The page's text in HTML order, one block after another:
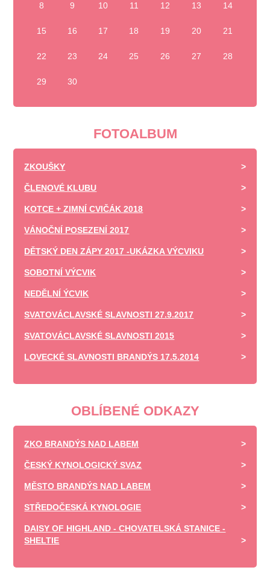
8 9 10 11 12 13 14
15 16 17 18 19 20 21
22 23 24 25 26 27 28
29 30
FOTOALBUM
ZKOUŠKY
ČLENOVÉ KLUBU
KOTCE + ZIMNÍ CVIČÁK 2018
VÁNOČNÍ POSEZENÍ 2017
DĚTSKÝ DEN ZÁPY 2017 -UKÁZKA VÝCVIKU
SOBOTNÍ VÝCVIK
NEDĚLNÍ ÝCVIK
SVATOVÁCLAVSKÉ SLAVNOSTI 27.9.2017
SVATOVÁCLAVSKÉ SLAVNOSTI 2015
LOVECKÉ SLAVNOSTI BRANDÝS 17.5.2014
OBLÍBENÉ ODKAZY
ZKO BRANDÝS NAD LABEM
ČESKÝ KYNOLOGICKÝ SVAZ
MĚSTO BRANDÝS NAD LABEM
STŘEDOČESKÁ KYNOLOGIE
DAISY OF HIGHLAND - CHOVATELSKÁ STANICE -
SHELTIE